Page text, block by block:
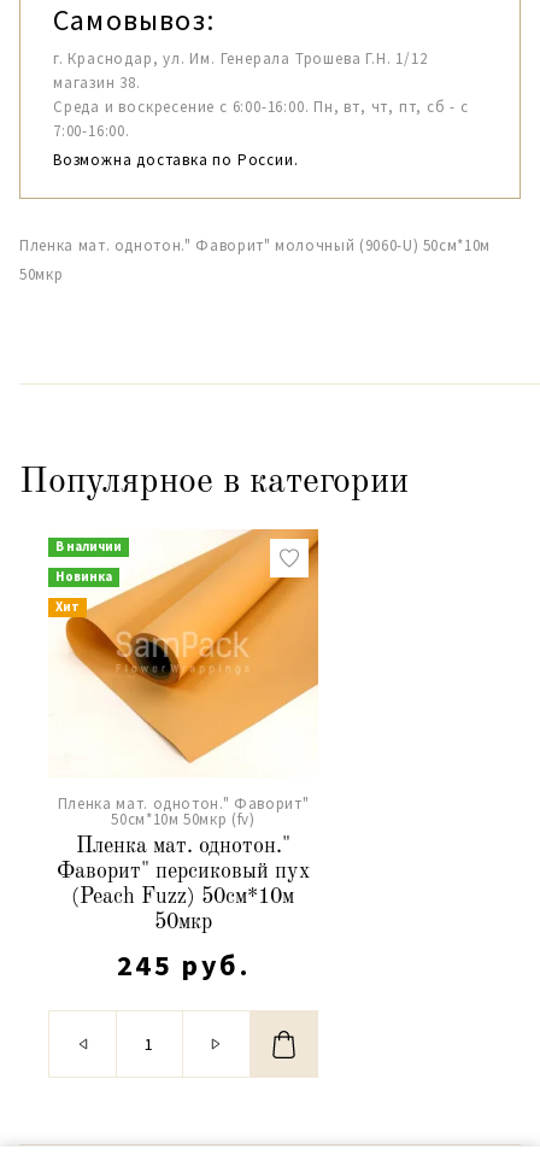
Самовывоз:
г. Краснодар, ул. Им. Генерала Трошева Г.Н. 1/12
магазин 38.
Среда и воскресение с 6:00-16:00. Пн, вт, чт, пт, сб - с
7:00-16:00.
Возможна доставка по России.
Пленка мат. однотон." Фаворит" молочный (9060-U) 50см*10м
50мкр
Популярное в категории
В наличии
Новинка
Хит
Пленка мат. однотон." Фаворит"
50см*10м 50мкр (fv)
Пленка мат. однотон."
Фаворит" персиковый пух
(Peach Fuzz) 50см*10м
50мкр
245 руб.